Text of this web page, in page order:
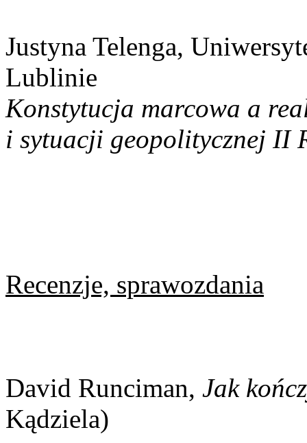
Justyna Telenga,
Lublinie
Konstytucja marcowa a
i sytuacji geopolitycznej II
Recenzje, sprawozdania
David Runciman, Jak
Kądziela)